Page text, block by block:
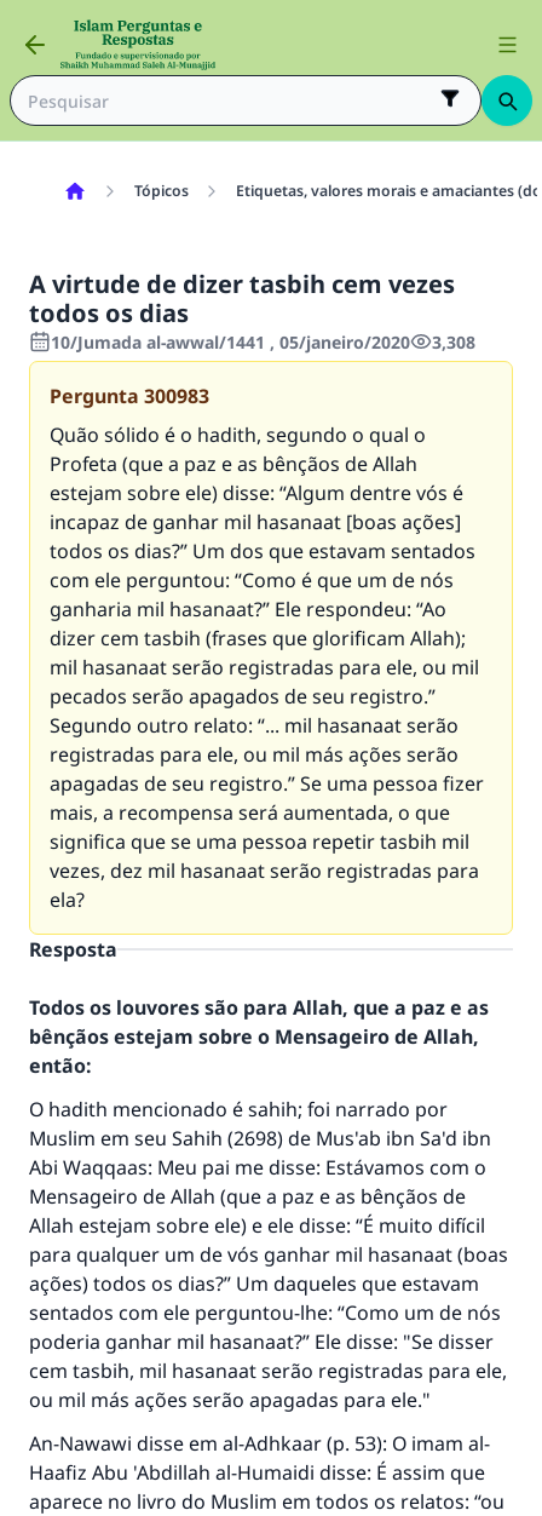
Tópicos Etiquetas, valores morais e amaciantes
A virtude de dizer tasbih cem vezes
todos os dias
10/Jumada al-awwal/1441 , 05/janeiro/2020 3,308
Pergunta 300983
Quão sólido é o hadith, segundo o qual o
Profeta (que a paz e as bênçãos de Allah
estejam sobre ele) disse: “Algum dentre vós é
incapaz de ganhar mil hasanaat [boas ações]
todos os dias?” Um dos que estavam sentados
com ele perguntou: “Como é que um de nós
ganharia mil hasanaat?” Ele respondeu: “Ao
dizer cem tasbih (frases que glorificam Allah);
mil hasanaat serão registradas para ele, ou mil
pecados serão apagados de seu registro.”
Segundo outro relato: “... mil hasanaat serão
registradas para ele, ou mil más ações serão
apagadas de seu registro.” Se uma pessoa fizer
mais, a recompensa será aumentada, o que
significa que se uma pessoa repetir tasbih mil
vezes, dez mil hasanaat serão registradas para
ela?
Resposta
Todos os louvores são para Allah, que a paz e as
bênçãos estejam sobre o Mensageiro de Allah,
então:
O hadith mencionado é sahih; foi narrado por
Muslim em seu Sahih (2698) de Mus'ab ibn Sa'd ibn
Abi Waqqaas: Meu pai me disse: Estávamos com o
Mensageiro de Allah (que a paz e as bênçãos de
Allah estejam sobre ele) e ele disse: “É muito difícil
para qualquer um de vós ganhar mil hasanaat (boas
ações) todos os dias?” Um daqueles que estavam
sentados com ele perguntou-lhe: “Como um de nós
poderia ganhar mil hasanaat?” Ele disse: "Se disser
cem tasbih, mil hasanaat serão registradas para ele,
ou mil más ações serão apagadas para ele."
An-Nawawi disse em al-Adhkaar (p. 53): O imam al-
Haafiz Abu 'Abdillah al-Humaidi disse: É assim que
aparece no livro do Muslim em todos os relatos: “ou